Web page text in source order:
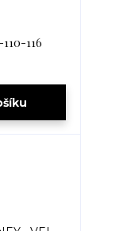
116